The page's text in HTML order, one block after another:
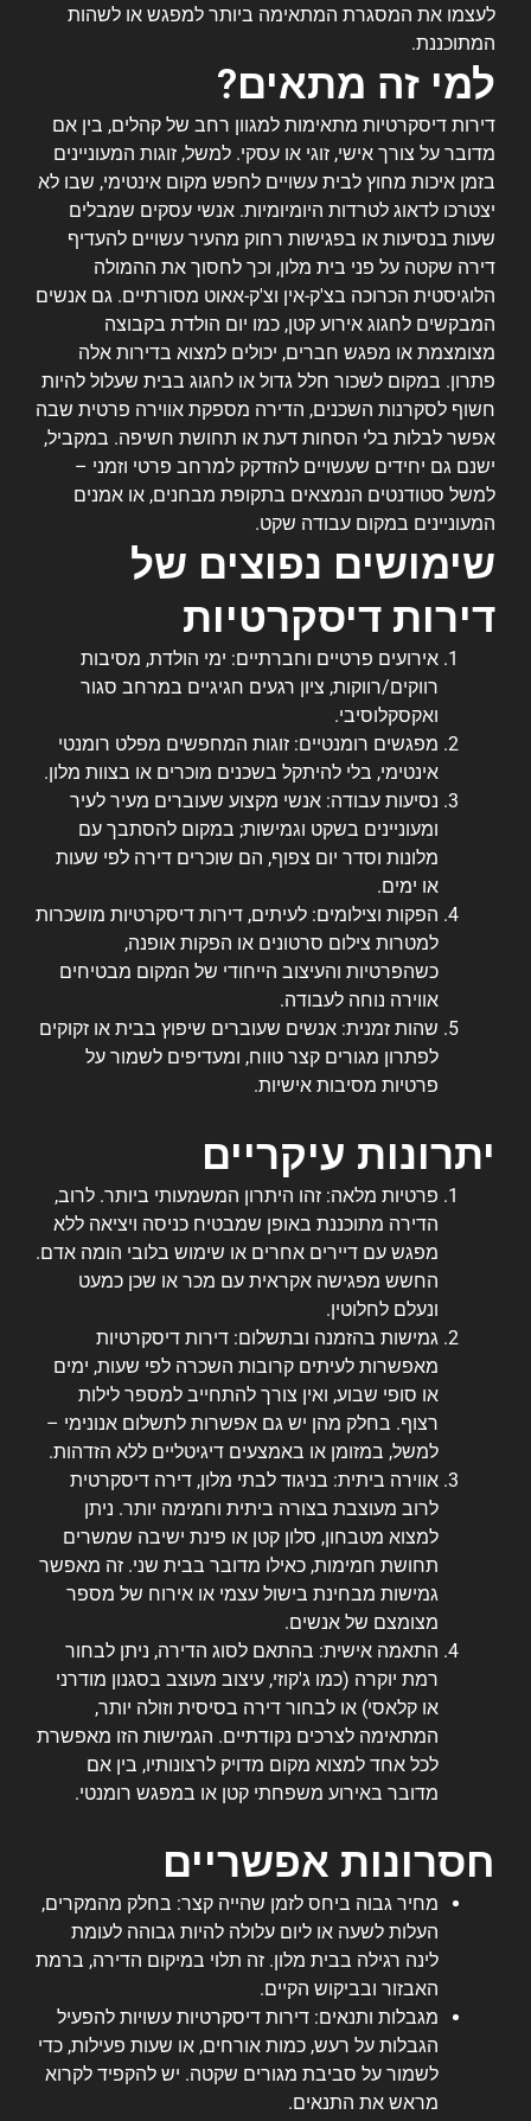
לעצמו את המסגרת המתאימה ביותר למפגש או לשהות
המתוכננת.
למי זה מתאים?
דירות דיסקרטיות מתאימות למגוון רחב של קהלים, בין אם
מדובר על צורך אישי, זוגי או עסקי. למשל, זוגות המעוניינים
בזמן איכות מחוץ לבית עשויים לחפש מקום אינטימי, שבו לא
יצטרכו לדאוג לטרדות היומיומיות. אנשי עסקים שמבלים
שעות בנסיעות או בפגישות רחוק מהעיר עשויים להעדיף
דירה שקטה על פני בית מלון, וכך לחסוך את ההמולה
הלוגיסטית הכרוכה בצ'ק-אין וצ'ק-אאוט מסורתיים. גם אנשים
המבקשים לחגוג אירוע קטן, כמו יום הולדת בקבוצה
מצומצמת או מפגש חברים, יכולים למצוא בדירות אלה
פתרון. במקום לשכור חלל גדול או לחגוג בבית שעלול להיות
חשוף לסקרנות השכנים, הדירה מספקת אווירה פרטית שבה
אפשר לבלות בלי הסחות דעת או תחושת חשיפה. במקביל,
ישנם גם יחידים שעשויים להזדקק למרחב פרטי וזמני –
למשל סטודנטים הנמצאים בתקופת מבחנים, או אמנים
המעוניינים במקום עבודה שקט.
שימושים נפוצים של
דירות דיסקרטיות
אירועים פרטיים וחברתיים: ימי הולדת, מסיבות
רווקים/רווקות, ציון רגעים חגיגיים במרחב סגור
ואקסקלוסיבי.
מפגשים רומנטיים: זוגות המחפשים מפלט רומנטי
אינטימי, בלי להיתקל בשכנים מוכרים או בצוות מלון.
נסיעות עבודה: אנשי מקצוע שעוברים מעיר לעיר
ומעוניינים בשקט וגמישות; במקום להסתבך עם
מלונות וסדר יום צפוף, הם שוכרים דירה לפי שעות
או ימים.
הפקות וצילומים: לעיתים, דירות דיסקרטיות מושכרות
למטרות צילום סרטונים או הפקות אופנה,
כשהפרטיות והעיצוב הייחודי של המקום מבטיחים
אווירה נוחה לעבודה.
שהות זמנית: אנשים שעוברים שיפוץ בבית או זקוקים
לפתרון מגורים קצר טווח, ומעדיפים לשמור על
פרטיות מסיבות אישיות.
יתרונות עיקריים
פרטיות מלאה: זהו היתרון המשמעותי ביותר. לרוב,
הדירה מתוכננת באופן שמבטיח כניסה ויציאה ללא
מפגש עם דיירים אחרים או שימוש בלובי הומה אדם.
החשש מפגישה אקראית עם מכר או שכן כמעט
ונעלם לחלוטין.
גמישות בהזמנה ובתשלום: דירות דיסקרטיות
מאפשרות לעיתים קרובות השכרה לפי שעות, ימים
או סופי שבוע, ואין צורך להתחייב למספר לילות
רצוף. בחלק מהן יש גם אפשרות לתשלום אנונימי –
למשל, במזומן או באמצעים דיגיטליים ללא הזדהות.
אווירה ביתית: בניגוד לבתי מלון, דירה דיסקרטית
לרוב מעוצבת בצורה ביתית וחמימה יותר. ניתן
למצוא מטבחון, סלון קטן או פינת ישיבה שמשרים
תחושת חמימות, כאילו מדובר בבית שני. זה מאפשר
גמישות מבחינת בישול עצמי או אירוח של מספר
מצומצם של אנשים.
התאמה אישית: בהתאם לסוג הדירה, ניתן לבחור
רמת יוקרה (כמו ג'קוזי, עיצוב מעוצב בסגנון מודרני
או קלאסי) או לבחור דירה בסיסית וזולה יותר,
המתאימה לצרכים נקודתיים. הגמישות הזו מאפשרת
לכל אחד למצוא מקום מדויק לרצונותיו, בין אם
מדובר באירוע משפחתי קטן או במפגש רומנטי.
חסרונות אפשריים
מחיר גבוה ביחס לזמן שהייה קצר: בחלק מהמקרים,
העלות לשעה או ליום עלולה להיות גבוהה לעומת
לינה רגילה בבית מלון. זה תלוי במיקום הדירה, ברמת
האבזור ובביקוש הקיים.
מגבלות ותנאים: דירות דיסקרטיות עשויות להפעיל
הגבלות על רעש, כמות אורחים, או שעות פעילות, כדי
לשמור על סביבת מגורים שקטה. יש להקפיד לקרוא
מראש את התנאים.